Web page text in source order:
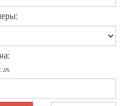
22%